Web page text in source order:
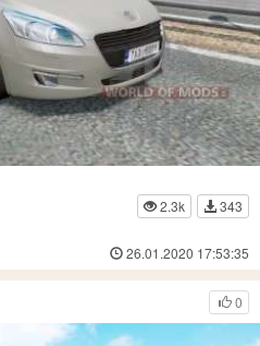
2.3k
343
26.01.2020 17:53:35
0